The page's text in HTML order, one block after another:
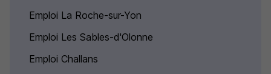
Emploi La Roche-sur-Yon
Emploi Les Sables-d'Olonne
Emploi Challans